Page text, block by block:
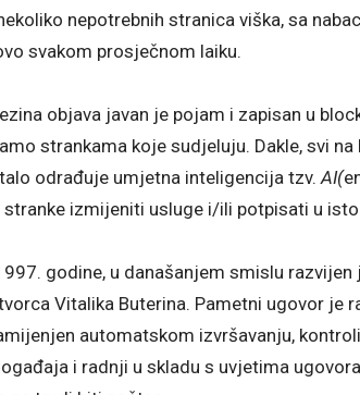
nepotrebnih stranica viška, sa
svakom prosječnom laiku.
objava javan je pojam i zapisan u
strankama koje sudjeluju. Dakle, svi
odrađuje umjetna inteligencija tzv. AI(
stranke izmijeniti usluge i/ili potpisati u
godine, u današanjem smislu razvijen
Vitalika Buterina. Pametni ugovor je
automatskom izvršavanju,
i radnji u skladu s uvjetima